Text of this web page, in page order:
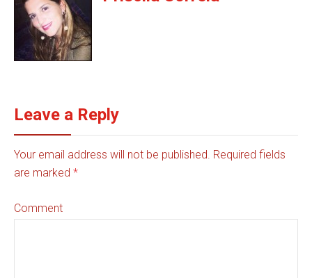
Leave a Reply
Your email address will not be published. Required fields
are marked *
Comment